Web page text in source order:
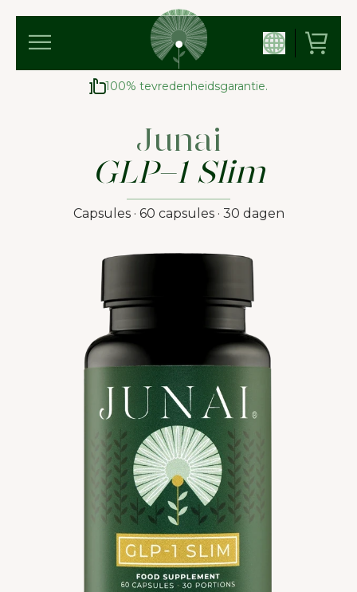
100% tevredenheidsgarantie.
Junai
GLP-1 Slim
Capsules · 60 capsules · 30 dagen